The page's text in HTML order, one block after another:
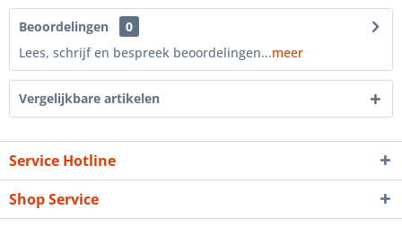
Beoordelingen
0
Lees, schrijf en bespreek beoordelingen...meer
Vergelijkbare artikelen
Service Hotline
Shop Service